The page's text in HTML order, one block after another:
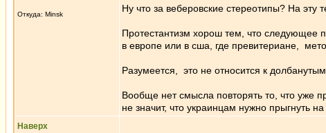
Откуда: Minsk
Ну что за веберовские стереотипы? На эту
Протестантизм хорош тем, что следующее
в европе или в сша, где превитериане,
Разумеется, это не относится к
Вообще нет смысла повторять то, что уже
не значит, что украинцам нужно прыгнуть
Наверх